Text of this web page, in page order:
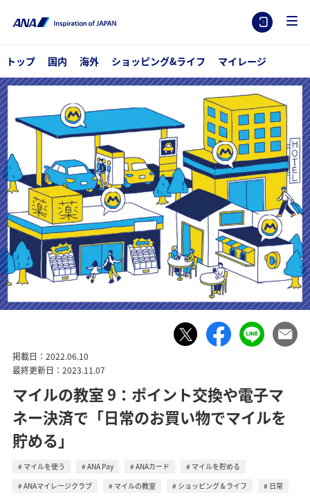
トップ 国内 海外 ショッピング&ライフ マイレージ
掲載日：2022.06.10
最終更新日：2023.11.07
マイルの教室 9：ポイント交換や電子マ
ネー決済で「日常のお買い物でマイルを
貯める」
マイルを使う ANA Pay ANAカード
マイルを貯める
ANAマイレージクラブ
マイルの教室 ショッピング＆ライフ
日常